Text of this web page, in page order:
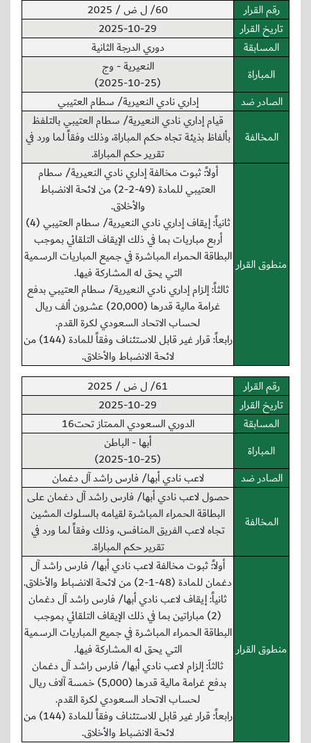
رقم القرار
60/ ل ض / 2025
تاريخ القرار
2025-10-29
المسابقة
دوري الدرجة الثانية
المباراة
النعيرية - وج
(2025-10-25)
الصادر ضد
إداري نادي النعيرية/ سطام العتيبي
المخالفة
قيام إداري نادي النعيرية/ سطام العتيبي بالتلفظ
بألفاظ بذيئة تجاه حكم المباراة، وذلك وفقاً لما ورد في
تقرير حكم المباراة.
منطوق القرار
أولاً: ثبوت مخالفة إداري نادي النعيرية/ سطام
العتيبي للمادة (49-2-2) من لائحة الانضباط
والأخلاق.
ثانياً: إيقاف إداري نادي النعيرية/ سطام العتيبي (4)
أربع مباريات بما في ذلك الإيقاف التلقائي بموجب
البطاقة الحمراء المباشرة في جميع المباريات الرسمية
التي يحق له المشاركة فيها.
ثالثاً: إلزام إداري نادي النعيرية/ سطام العتيبي بدفع
غرامة مالية قدرها (20,000) عشرون ألف ريال
لحساب الاتحاد السعودي لكرة القدم.
رابعاً: قرار غير قابل للاستئناف وفقاً للمادة (144) من
لائحة الانضباط والأخلاق.
رقم القرار
61/ ل ض / 2025
تاريخ القرار
2025-10-29
المسابقة
الدوري السعودي الممتاز تحت16
المباراة
أبها - الباطن
(2025-10-25)
الصادر ضد
لاعب نادي أبها/ فارس راشد آل دغمان
المخالفة
حصول لاعب نادي أبها/ فارس راشد آل دغمان على
البطاقة الحمراء المباشرة لقيامه بالسلوك المشين
تجاه لاعب الفريق المنافس، وذلك وفقاً لما ورد في
تقرير حكم المباراة.
منطوق القرار
أولاً: ثبوت مخالفة لاعب نادي أبها/ فارس راشد آل
دغمان للمادة (48-1-2) من لائحة الانضباط والأخلاق.
ثانياً: إيقاف لاعب نادي أبها/ فارس راشد آل دغمان
(2) مباراتين بما في ذلك الإيقاف التلقائي بموجب
البطاقة الحمراء المباشرة في جميع المباريات الرسمية
التي يحق له المشاركة فيها.
ثالثاَ: إلزام لاعب نادي أبها/ فارس راشد آل دغمان
بدفع غرامة مالية قدرها (5,000) خمسة آلاف ريال
لحساب الاتحاد السعودي لكرة القدم.
رابعاً: قرار غير قابل للاستئناف وفقاً للمادة (144) من
لائحة الانضباط والأخلاق.